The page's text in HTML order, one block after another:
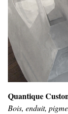
Quantique
Bois, enduit,